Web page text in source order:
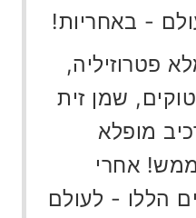
- באחריות!
פטרוזיליה,
שמן זית
מופלא
אחרי
הללו - לעולם